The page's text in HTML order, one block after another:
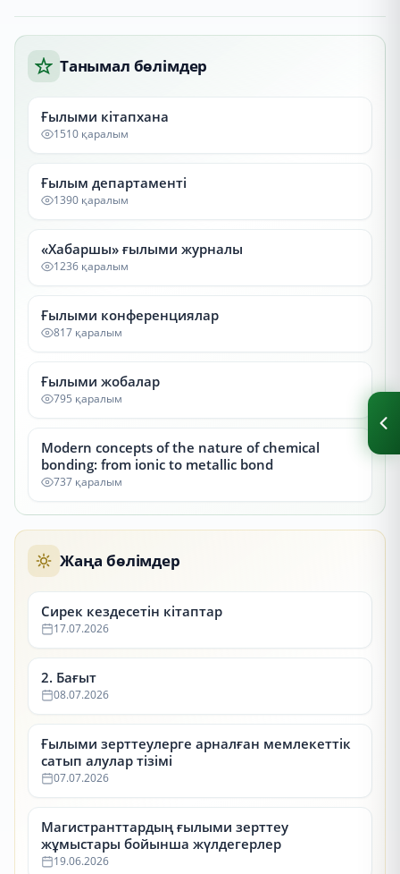
Танымал бөлімдер
Ғылыми кітапхана
1510 қаралым
Ғылым департаменті
1390 қаралым
«Хабаршы» ғылыми журналы
1236 қаралым
Ғылыми конференциялар
817 қаралым
Ғылыми жобалар
795 қаралым
Modern concepts of the nature of chemical
bonding: from ionic to metallic bond
737 қаралым
Жаңа бөлімдер
Сирек кездесетін кітаптар
17.07.2026
2. Бағыт
08.07.2026
Ғылыми зерттеулерге арналған мемлекеттік
сатып алулар тізімі
07.07.2026
Магистранттардың ғылыми зерттеу
жұмыстары бойынша жүлдегерлер
19.06.2026